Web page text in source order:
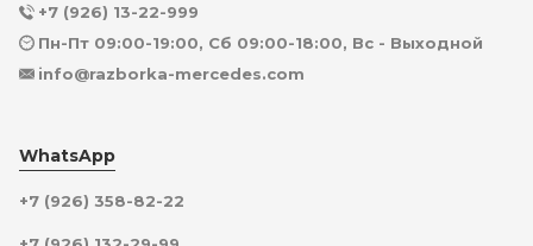
+7 (926) 13-22-999
Пн-Пт 09:00-19:00, Сб 09:00-18:00, Вс - Выходной
info@razborka-mercedes.com
WhatsApp
+7 (926) 358-82-22